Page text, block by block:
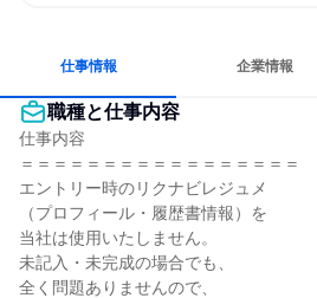
仕事情報 企業情報
職種と仕事内容
仕事内容
＝＝＝＝＝＝＝＝＝＝＝＝＝＝＝＝＝
エントリー時のリクナビレジュメ
（プロフィール・履歴書情報）を
当社は使用いたしません。
未記入・未完成の場合でも、
全く問題ありませんので、